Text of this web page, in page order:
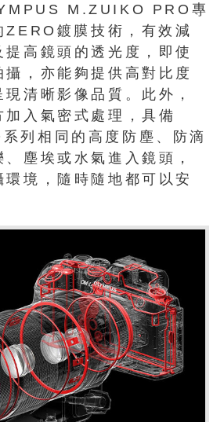
M.ZUIKO PRO專
ZERO鍍膜技術，有效減
提高鏡頭的透光度，即使
，亦能夠提供高對比度
清晰影像品質。此外，
加入氣密式處理，具備
列相同的高度防塵、防滴
塵埃或水氣進入鏡頭，
境，隨時隨地都可以安